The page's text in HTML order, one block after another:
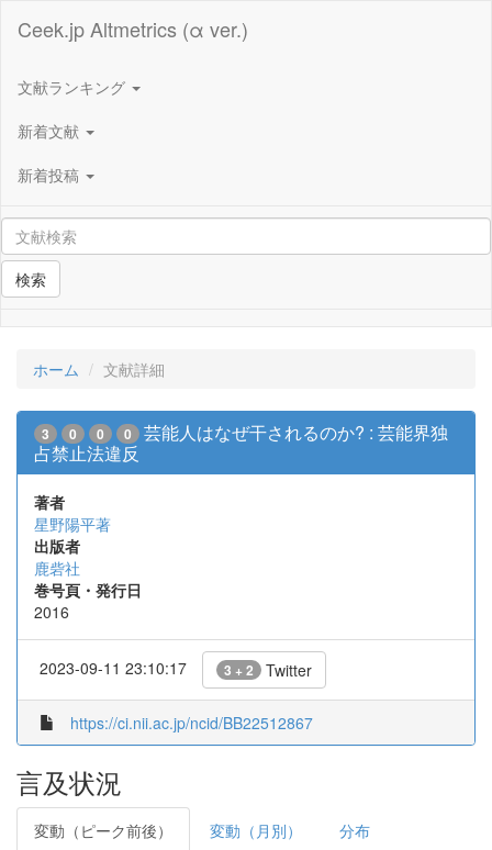
Ceek.jp Altmetrics (α ver.)
文献ランキング
新着文献
新着投稿
検索
ホーム 文献詳細
3 0 0 0
芸能人はなぜ干されるのか? : 芸能界独
占禁止法違反
著者
星野陽平著
出版者
鹿砦社
巻号頁・発行日
2016
2023-09-11 23:10:17 3 + 2 Twitter
https://ci.nii.ac.jp/ncid/BB22512867
言及状況
変動（ピーク前後） 変動（月別） 分布